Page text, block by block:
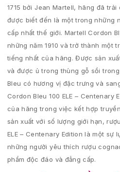
1715 bởi Jean Martell, hãng đã
được biết đến là một trong những
cấp nhất thế giới. Martell Cordon
những năm 1910 và trở thành một
tiếng nhất của hãng. Được sản
và được ủ trong thùng gỗ sồi
Bleu có hương vị đặc trưng và
Cordon Bleu 100 ELE – Centenary
của hãng trong việc kết hợp
sản xuất với số lượng giới hạn,
ELE – Centenary Edition là một sự
những người yêu thích rượu
phẩm độc đáo và đẳng cấp.